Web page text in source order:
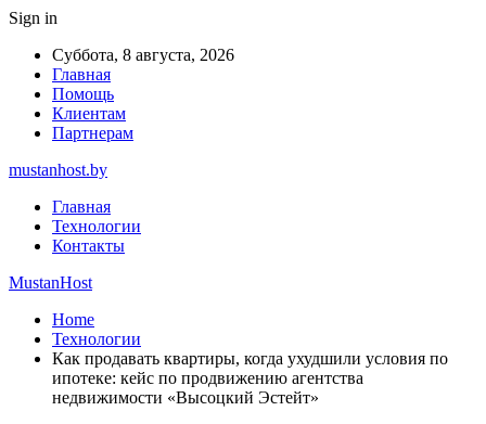
Sign in
Суббота, 8 августа, 2026
Главная
Помощь
Клиентам
Партнерам
mustanhost.by
Главная
Технологии
Контакты
MustanHost
Home
Технологии
Как продавать квартиры, когда ухудшили условия по
ипотеке: кейс по продвижению агентства
недвижимости «Высоцкий Эстейт»